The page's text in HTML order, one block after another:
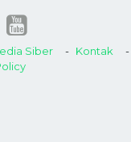
Siber
Kontak